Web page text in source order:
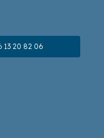
13 20 82 06